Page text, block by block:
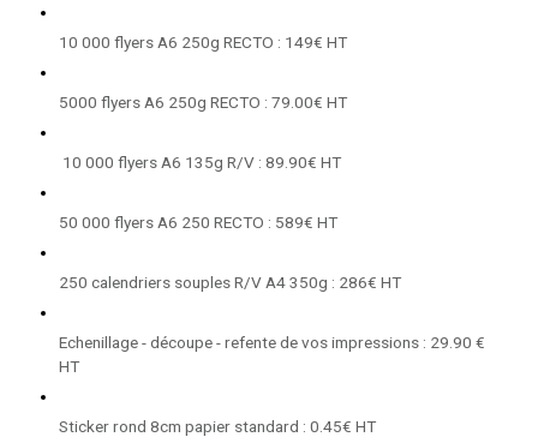
10 000 flyers A6 250g RECTO : 149€ HT
5000 flyers A6 250g RECTO : 79.00€ HT
10 000 flyers A6 135g R/V : 89.90€ HT
50 000 flyers A6 250 RECTO : 589€ HT
250 calendriers souples R/V A4 350g : 286€ HT
Echenillage - découpe - refente de vos impressions : 29.90 €
HT
Sticker rond 8cm papier standard : 0.45€ HT